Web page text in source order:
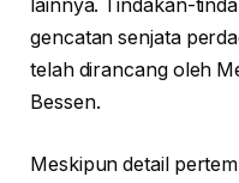
lainnya. Tindakan-
gencatan senjata
telah dirancang oleh
Bessen.
Meskipun detail